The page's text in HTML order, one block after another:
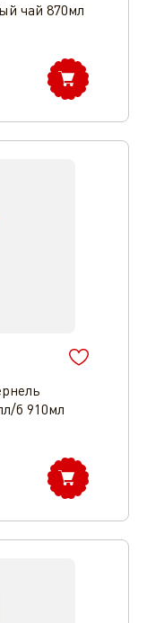
чай 870мл
б 910мл